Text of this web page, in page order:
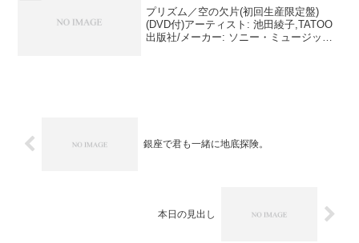
プリズム／空の欠片(初回生産限定盤)
(DVD付)アーティスト: 池田綾子,TATOO
出版社/メーカー: ソニー・ミュージック
銀座で君も一緒に地底探険。
本日の見出し